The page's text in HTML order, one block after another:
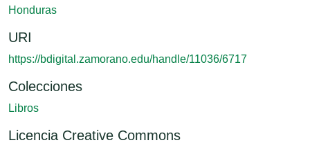
Honduras
URI
https://bdigital.zamorano.edu/handle/11036/6717
Colecciones
Libros
Licencia Creative Commons